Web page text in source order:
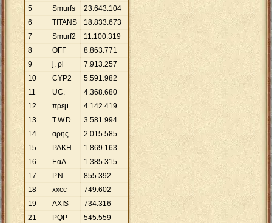
5
Smurfs 23.643.104
6
TITANS 18.833.673
7
Smurf2 11.100.319
8
ΟFF 8.863.771
9
j. ρl 7.913.257
10
CYP2 5.591.982
11
UC. 4.368.680
12
πρεμ 4.142.419
13
T.W.D 3.581.994
14
αρης 2.015.585
15
ΡΑΚΗ 1.869.163
16
ΕαΛ 1.385.315
17
P.N 855.392
18
xxcc 749.602
19
AXIS 734.316
21
PQP 545.559